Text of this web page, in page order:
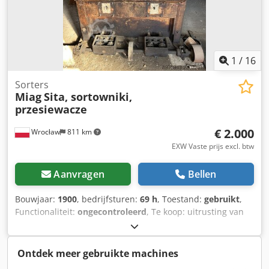
1 / 16
Wrocław 811 km
Sorters
MiagSita, sortowniki,
przesiewacze
€ 2.000
EXW Vaste prijs excl. btw
Aanvragen Bellen
Bouwjaar: 1900, bedrijfsturen: 69 h, Toestand: gebruikt,
Functionaliteit: ongecontroleerd, Te koop: uitrusting van
een stoommolen uit 1887. De staat van de machines is
zoals te zien op de foto's. De machines waren volledig
functioneel tot 2016. Ik spreek Engels. Cjdpfjzbz Svex
Ontdek meer gebruikte machines